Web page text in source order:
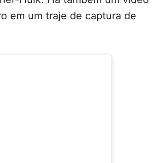
em um traje de captura de